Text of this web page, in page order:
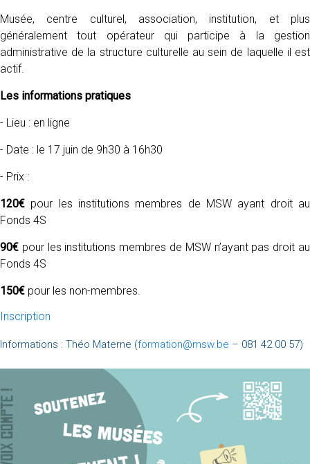
Musée, centre culturel, association, institution, et plus
généralement tout opérateur qui participe à la gestion
administrative de la structure culturelle au sein de laquelle il est
actif.
Les informations pratiques
- Lieu : en ligne
- Date : le 17 juin de 9h30 à 16h30
- Prix :
120€ pour les institutions membres de MSW ayant droit au
Fonds 4S
90€ pour les institutions membres de MSW n’ayant pas droit au
Fonds 4S
150€ pour les non-membres.
Inscription
Informations : Théo Materne (formation@msw.be – 081 42 00 57)